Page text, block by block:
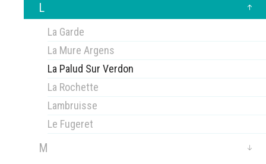
L
La Garde
La Mure Argens
La Palud Sur Verdon
La Rochette
Lambruisse
Le Fugeret
M